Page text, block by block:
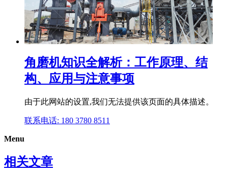
角磨机知识全解析：工作原理、结
构、应用与注意事项
由于此网站的设置,我们无法提供该页面的具体描述。
联系电话: 180 3780 8511
Menu
相关文章